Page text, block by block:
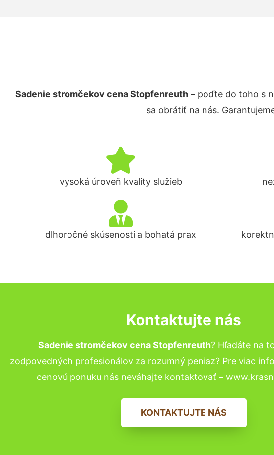
Sadenie stromčekov cena Stopfenreuth– poďte do toho s
sa obrátiť na nás.
vysoká úroveň kvality služieb
dlhoročné skúsenosti a bohatá prax
Kontaktujte nás
Sadenie stromčekov cena Stopfenreuth? Hľadáte na
zodpovedných profesionálov za rozumný peniaz? Pre viac
cenovú ponuku nás neváhajte kontaktovať –
KONTAKTUJTE NÁS